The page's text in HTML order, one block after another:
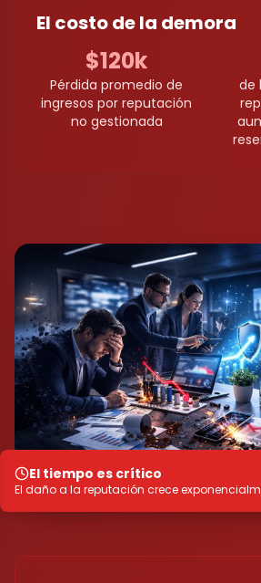
El costo de la demora
$120k
Pérdida promedio de
ingresos por reputación
no gestionada
de
El tiempo es crítico
El daño a la reputación crece